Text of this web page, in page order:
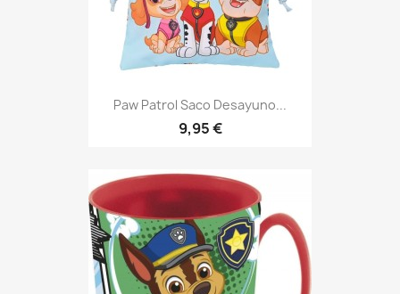
Paw Patrol Saco Desayuno...
9,95 €